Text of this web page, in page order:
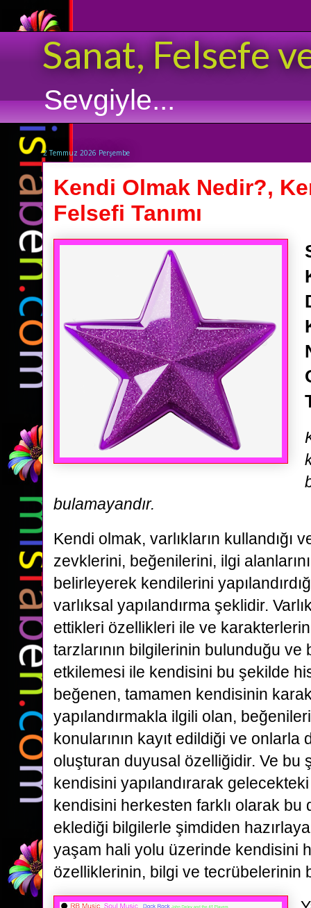
Sanat, Felsefe
Sevgiyle...
2 Temmuz 2026 Perşembe
Kendi Olmak Nedir?,
Felsefi Tanımı
bulamayandır.
Kendi olmak, varlıkların kullandığı
zevklerini, beğenilerini, ilgi
belirleyerek kendilerini
varlıksal yapılandırma şeklidir.
ettikleri özellikleri ile ve
tarzlarının bilgilerinin bulunduğu ve
etkilemesi ile kendisini bu şekilde
beğenen, tamamen kendisinin
yapılandırmakla ilgili olan,
konularının kayıt edildiği ve onlarla
oluşturan duyusal özelliğidir. Ve bu
kendisini yapılandırarak
kendisini herkesten farklı olarak bu
eklediği bilgilerle şimdiden
yaşam hali yolu üzerinde kendisini
özelliklerinin, bilgi ve tecrübelerinin